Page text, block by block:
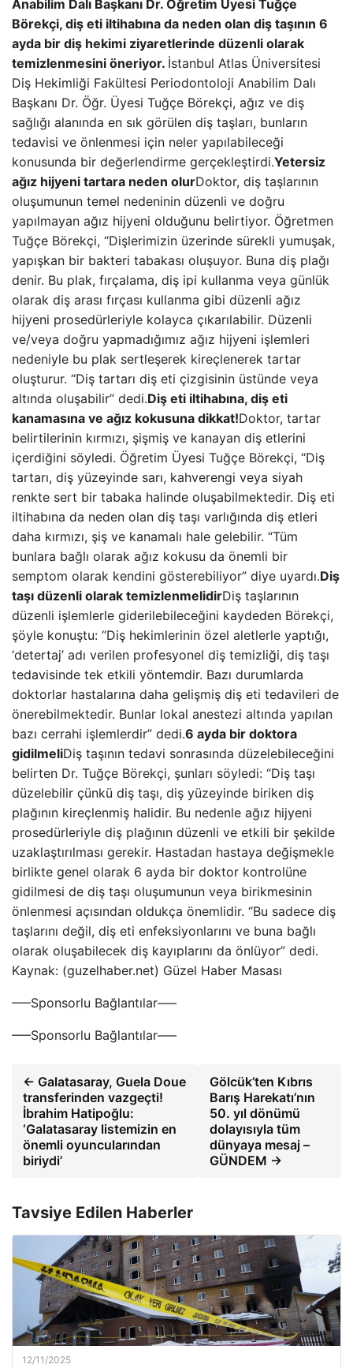
Anabilim Dalı Başkanı Dr. Öğretim Üyesi Tuğçe
Börekçi, diş eti iltihabına da neden olan diş taşının 6
ayda bir diş hekimi ziyaretlerinde düzenli olarak
temizlenmesini öneriyor. İstanbul Atlas Üniversitesi
Diş Hekimliği Fakültesi Periodontoloji Anabilim Dalı
Başkanı Dr. Öğr. Üyesi Tuğçe Börekçi, ağız ve diş
sağlığı alanında en sık görülen diş taşları, bunların
tedavisi ve önlenmesi için neler yapılabileceği
konusunda bir değerlendirme gerçekleştirdi.Yetersiz
ağız hijyeni tartara neden olurDoktor, diş taşlarının
oluşumunun temel nedeninin düzenli ve doğru
yapılmayan ağız hijyeni olduğunu belirtiyor. Öğretmen
Tuğçe Börekçi, “Dişlerimizin üzerinde sürekli yumuşak,
yapışkan bir bakteri tabakası oluşuyor. Buna diş plağı
denir. Bu plak, fırçalama, diş ipi kullanma veya günlük
olarak diş arası fırçası kullanma gibi düzenli ağız
hijyeni prosedürleriyle kolayca çıkarılabilir. Düzenli
ve/veya doğru yapmadığımız ağız hijyeni işlemleri
nedeniyle bu plak sertleşerek kireçlenerek tartar
oluşturur. “Diş tartarı diş eti çizgisinin üstünde veya
altında oluşabilir” dedi.Diş eti iltihabına, diş eti
kanamasına ve ağız kokusuna dikkat!Doktor, tartar
belirtilerinin kırmızı, şişmiş ve kanayan diş etlerini
içerdiğini söyledi. Öğretim Üyesi Tuğçe Börekçi, “Diş
tartarı, diş yüzeyinde sarı, kahverengi veya siyah
renkte sert bir tabaka halinde oluşabilmektedir. Diş eti
iltihabına da neden olan diş taşı varlığında diş etleri
daha kırmızı, şiş ve kanamalı hale gelebilir. “Tüm
bunlara bağlı olarak ağız kokusu da önemli bir
semptom olarak kendini gösterebiliyor” diye uyardı.Diş
taşı düzenli olarak temizlenmelidirDiş taşlarının
düzenli işlemlerle giderilebileceğini kaydeden Börekçi,
şöyle konuştu: “Diş hekimlerinin özel aletlerle yaptığı,
‘detertaj’ adı verilen profesyonel diş temizliği, diş taşı
tedavisinde tek etkili yöntemdir. Bazı durumlarda
doktorlar hastalarına daha gelişmiş diş eti tedavileri de
önerebilmektedir. Bunlar lokal anestezi altında yapılan
bazı cerrahi işlemlerdir” dedi.6 ayda bir doktora
gidilmeliDiş taşının tedavi sonrasında düzelebileceğini
belirten Dr. Tuğçe Börekçi, şunları söyledi: “Diş taşı
düzelebilir çünkü diş taşı, diş yüzeyinde biriken diş
plağının kireçlenmiş halidir. Bu nedenle ağız hijyeni
prosedürleriyle diş plağının düzenli ve etkili bir şekilde
uzaklaştırılması gerekir. Hastadan hastaya değişmekle
birlikte genel olarak 6 ayda bir doktor kontrolüne
gidilmesi de diş taşı oluşumunun veya birikmesinin
önlenmesi açısından oldukça önemlidir. “Bu sadece diş
taşlarını değil, diş eti enfeksiyonlarını ve buna bağlı
olarak oluşabilecek diş kayıplarını da önlüyor” dedi.
Kaynak: (guzelhaber.net) Güzel Haber Masası
—–Sponsorlu Bağlantılar—–
—–Sponsorlu Bağlantılar—–
← Galatasaray, Guela Doue
transferinden vazgeçti!
İbrahim Hatipoğlu:
‘Galatasaray listemizin en
önemli oyuncularından
biriydi’
Gölcük’ten Kıbrıs
Barış Harekatı’nın
50. yıl dönümü
dolayısıyla tüm
dünyaya mesaj –
GÜNDEM →
Tavsiye Edilen Haberler
12/11/2025